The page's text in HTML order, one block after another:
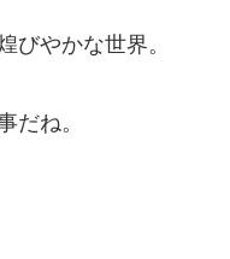
びやかな世界。
だね。